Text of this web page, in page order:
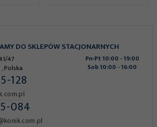
128
DO SKLEPÓW STACJONARNYCH
47
,Polska
Pn-Pt 10:00 - 19:00
Sob 10:00 - 16:00
084